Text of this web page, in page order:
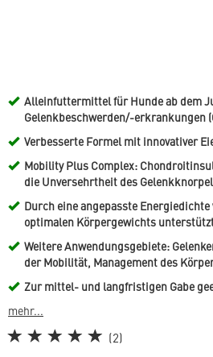
Alleinfuttermittel für Hunde ab dem
Gelenkbeschwerden/-erkrankungen
Verbesserte Formel mit innovativer
Mobility Plus Complex:
die Unversehrtheit des
Durch eine angepasste
optimalen Körpergewichts
Weitere Anwendungsgebiete:
der Mobilität, Management des
Zur mittel- und langfristigen Gabe
mehr...
(2)